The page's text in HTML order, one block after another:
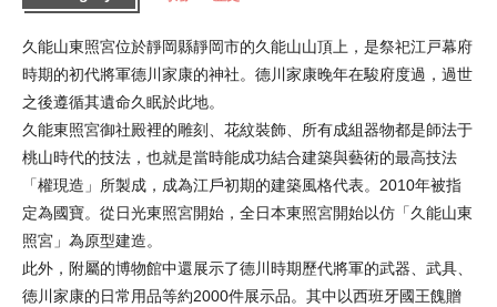
久能山東照宮位於靜岡縣靜岡市的久能山山頂上，是祭祀江戸幕府
時期的初代將軍德川家康的神社。德川家康晚年在駿府度過，過世
之後遵循其遺命久眠於此地。
久能東照宮御社殿裡的雕刻、花紋裝飾、所有成組器物都是師法于
桃山時代的技法，也就是當時能成功結合建築與藝術的最高技法
「權現造」所製成，成為江戶初期的建築風格代表。2010年被指
定為國寶。從日光東照宮開始，全日本東照宮開始以仿「久能山東
照宮」為原型建造。
此外，附屬的博物館中還展示了德川時期歷代將軍的武器、武具、
徳川家康的日常用品等約2000件展示品。其中以西班牙國王餽贈